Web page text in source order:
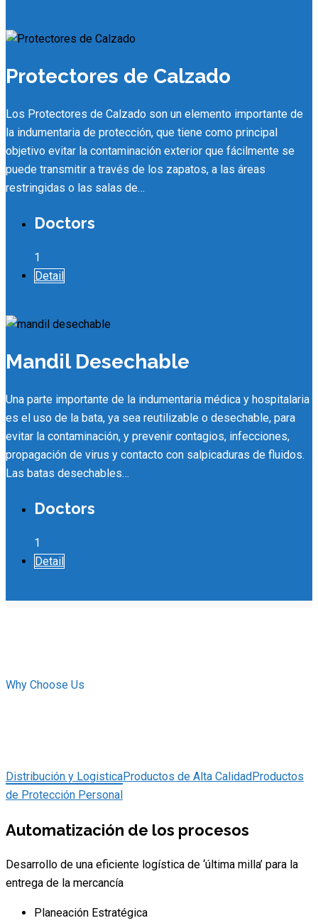
Protectores de Calzado
Los Protectores de Calzado son un elemento importante de
la indumentaria de protección, que tiene como principal
objetivo evitar la contaminación exterior que fácilmente se
puede transmitir a través de los zapatos, a las áreas
restringidas o las salas de…
Doctors
1
Detail
Mandil Desechable
Una parte importante de la indumentaria médica y hospitalaria
es el uso de la bata, ya sea reutilizable o desechable, para
evitar la contaminación, y prevenir contagios, infecciones,
propagación de virus y contacto con salpicaduras de fluidos.
Las batas desechables…
Doctors
1
Detail
Why Choose Us
Distribución y LogisticaProductos de Alta CalidadProductos
de Protección Personal
Automatización de los procesos
Desarrollo de una eficiente logística de ‘última milla’ para la
entrega de la mercancía
Planeación Estratégica